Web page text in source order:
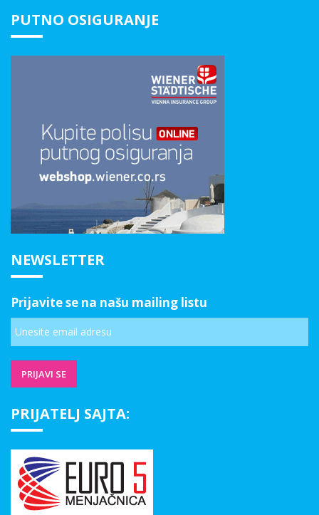
PUTNO OSIGURANJE
NEWSLETTER
Prijavite se na našu mailing listu
PRIJATELJ SAJTA: